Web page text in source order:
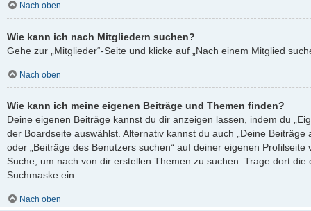
Nach oben
Wie kann ich nach Mitgliedern suchen?
Gehe zur „Mitglieder“-Seite und klicke auf „Nach einem Mitglied
Nach oben
Wie kann ich meine eigenen Beiträge und Themen finden?
Deine eigenen Beiträge kannst du dir anzeigen lassen, indem du
der Boardseite auswählst. Alternativ kannst du auch „Deine
oder „Beiträge des Benutzers suchen“ auf deiner eigenen
Suche, um nach von dir erstellen Themen zu suchen. Trage dort
Suchmaske ein.
Nach oben